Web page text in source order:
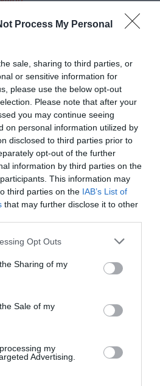
Process My Personal
sale, sharing to third parties, or
or sensitive information for
please use the below opt-out
Please note that after your
you may continue seeing
on personal information utilized by
disclosed to third parties prior to
opt-out of the further
information by third parties on the
This information may
third parties on the IAB’s List of
that may further disclose it to other
Opt Outs
Sharing of my
Sale of my
my
Advertising.
2023eleusis.eu
στο Google News
ειδήσεις
νέαγια την Τέχνη και τον
❯
σας τα τελευταία νέα για